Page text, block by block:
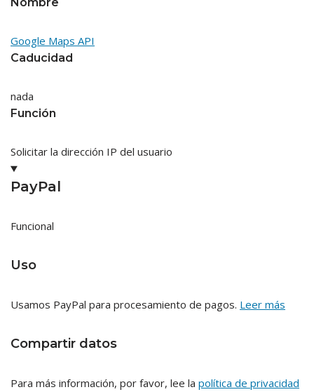
Google Maps API
Caducidad
nada
Función
Solicitar la dirección IP del usuario
PayPal
Funcional
Uso
Usamos PayPal para procesamiento de pagos. Leer más
Compartir datos
Para más información, por favor, lee la política de privacidad